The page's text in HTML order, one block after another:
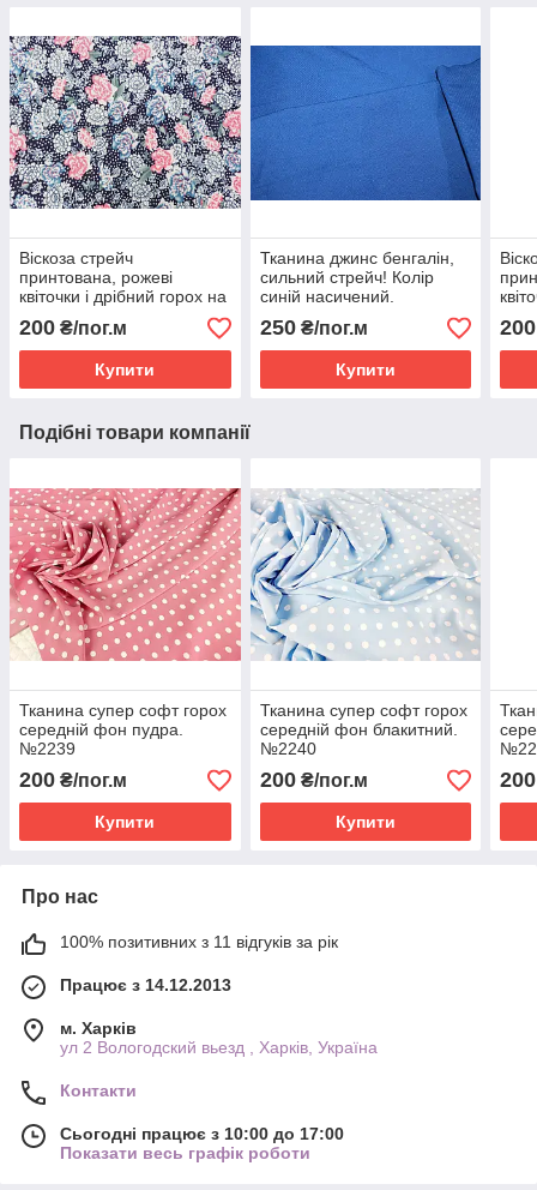
Віскоза стрейч
принтована, рожеві
квіточки і дрібний горох на
темно синьому фоні.
(ширина 1,70м) №818
200 ₴/пог.м
Купити
Тканина джинс бенгалін,
сильний стрейч! Колір
синій насичений.
250₴/пог.м
Купити
200
Подібні товари компанії
Тканина супер софт горох
середній фон пудра.
№2239
200 ₴/пог.м
Купити
Тканина супер софт горох
середній фон блакитний.
№2240
200₴/пог.м
Купити
200
Про нас
100% позитивних з 11 відгуків за рік
Працює з 14.12.2013
м. Харків
ул 2 Вологодский вьезд , Харків, Україна
Контакти
Сьогодні працює з 10:00 до 17:00
Показати весь графік роботи